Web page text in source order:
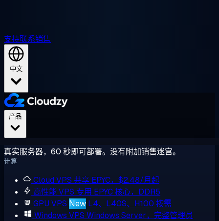
支持联系销售
中文
真实服务器，60 秒即可部署。没有附加销售迷宫。
计算
Cloud VPS 共享 EPYC，$2.48/月起
高性能 VPS 专用 EPYC 核心，DDR5
GPU VPS New L4、L40S、H100 按需
Windows VPS Windows Server，完整管理员